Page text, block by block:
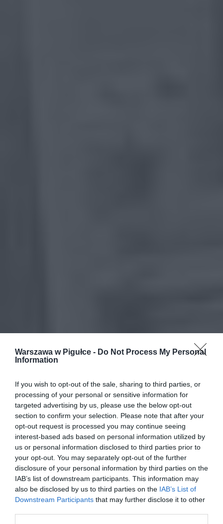
Warszawa w Pigułce - Do Not Process My Personal
Information
If you wish to opt-out of the sale, sharing to third parties, or
processing of your personal or sensitive information for
targeted advertising by us, please use the below opt-out
section to confirm your selection. Please note that after your
opt-out request is processed you may continue seeing
interest-based ads based on personal information utilized by
us or personal information disclosed to third parties prior to
your opt-out. You may separately opt-out of the further
disclosure of your personal information by third parties on the
IAB’s list of downstream participants. This information may
also be disclosed by us to third parties on the IAB’s List of
Downstream Participants that may further disclose it to other